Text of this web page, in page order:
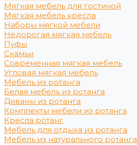
Мягкая мебель для гостиной
Мягкая мебель кресла
Наборы мягкой мебели
Недорогая мягкая мебель
Пуфы
Скамьи
Современная мягкая мебель
Угловая мягкая мебель
Мебель из ротанга
Белая мебель из ротанга
Диваны из ротанга
Комплекты мебели из ротанга
Кресла ротанг
Мебель для отдыха из ротанга
Мебель из натурального ротанга